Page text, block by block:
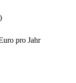
pro Jahr